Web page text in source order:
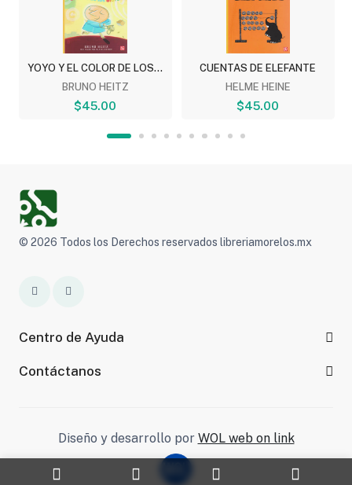
YOYO Y EL COLOR DE LOS...
BRUNO HEITZ
$45.00
CUENTAS DE ELEFANTE
HELME HEINE
$45.00
© 2026 Todos los Derechos reservados libreriamorelos.mx
Centro de Ayuda
Contáctanos
Diseño y desarrollo por WOL web on link